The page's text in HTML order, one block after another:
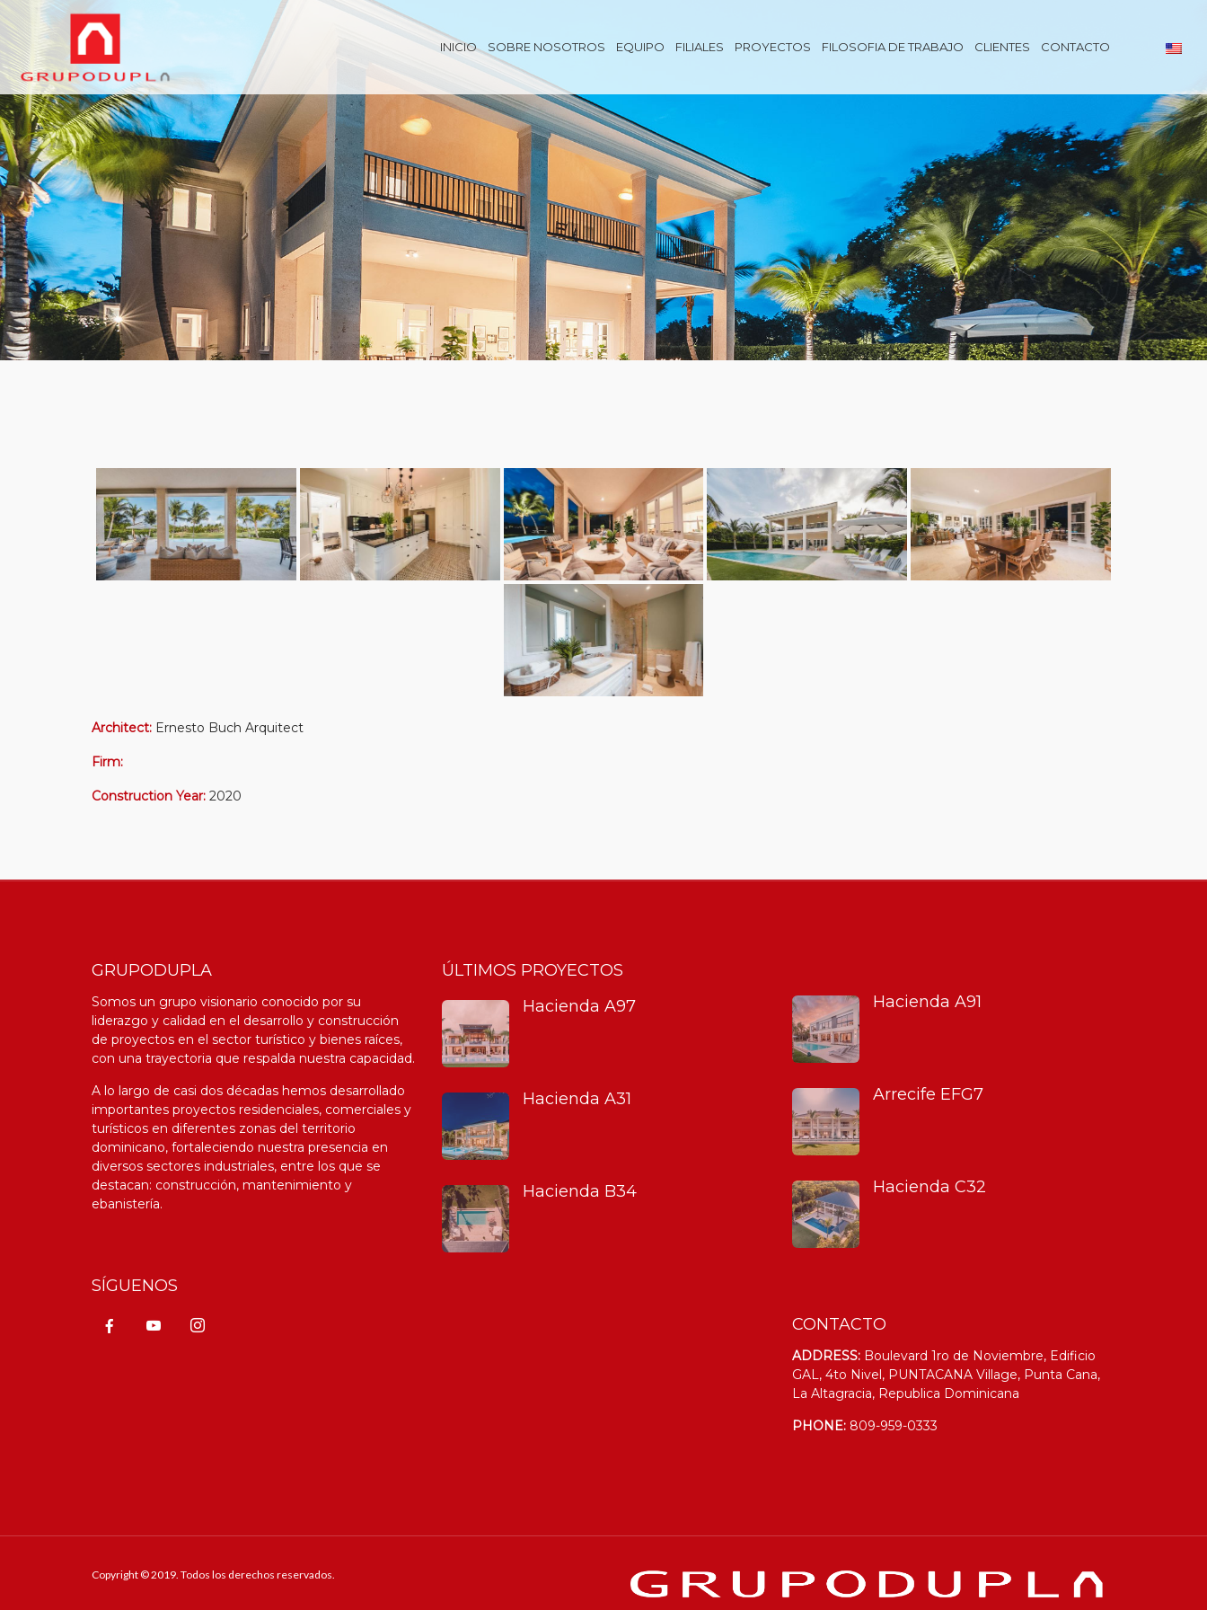
INICIO SOBRE NOSOTROS EQUIPO FILIALES PROYECTOS FILOSOFIA DE TRABAJO CLIENTES CONTACTO
Architect: Ernesto Buch Arquitect
Firm:
Construction Year: 2020
GRUPODUPLA
Somos un grupo visionario conocido por su
liderazgo y calidad en el desarrollo y construcción
de proyectos en el sector turístico y bienes raíces,
con una trayectoria que respalda nuestra capacidad.
A lo largo de casi dos décadas hemos desarrollado
importantes proyectos residenciales, comerciales y
turísticos en diferentes zonas del territorio
dominicano, fortaleciendo nuestra presencia en
diversos sectores industriales, entre los que se
destacan: construcción, mantenimiento y
ebanistería.
SÍGUENOS
ÚLTIMOS PROYECTOS
Hacienda A97
Hacienda A31
Hacienda B34
Hacienda A91
Arrecife EFG7
Hacienda C32
CONTACTO
ADDRESS: Boulevard 1ro de Noviembre, Edificio
GAL, 4to Nivel, PUNTACANA Village, Punta Cana,
La Altagracia, Republica Dominicana
PHONE: 809-959-0333
Copyright © 2019. Todos los derechos reservados.